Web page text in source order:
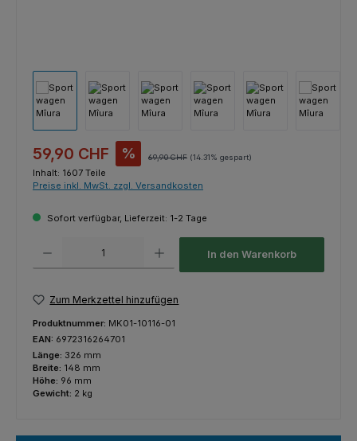
Verkaufspreis:
59,90 CHF % Regulärer Preis:
69,90 CHF (14.31% gespart)
Inhalt: 1607 Teile
Preise inkl. MwSt. zzgl. Versandkosten
Sofort verfügbar, Lieferzeit: 1-2 Tage
In den Warenkorb
Zum Merkzettel hinzufügen
Produktnummer: MK01-10116-01
EAN: 6972316264701
Länge: 326 mm
Breite: 148 mm
Höhe: 96 mm
Gewicht: 2 kg